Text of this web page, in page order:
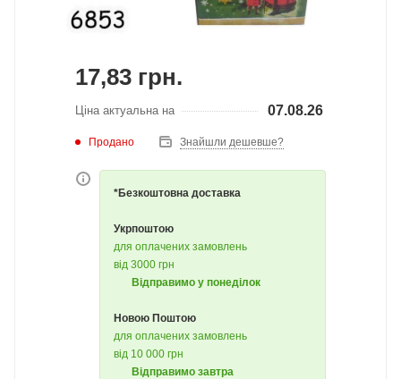
17,83 грн.
Ціна актуальна на 07.08.26
Продано Знайшли дешевше?
*Безкоштовна доставка
Укрпоштою
для оплачених замовлень
від 3000 грн
Відправимо у понеділок
Новою Поштою
для оплачених замовлень
від 10 000 грн
Відправимо завтра